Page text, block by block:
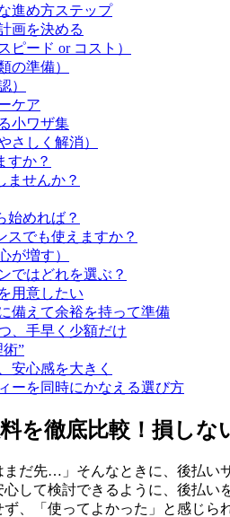
進め方ステップ
画を決める
ピード or コスト）
の準備）
）
ケア
小ワザ集
さしく解消）
すか？
ませんか？
始めれば？
スでも使えますか？
が増す）
ではどれを選ぶ？
用意したい
備えて余裕を持って準備
、手早く少額だけ
”
安心感を大きく
ーを同時にかなえる選び方
を徹底比較！損しな
まだ先…」そんなときに、後払
して検討できるように、後払
、「使ってよかった」と感じら